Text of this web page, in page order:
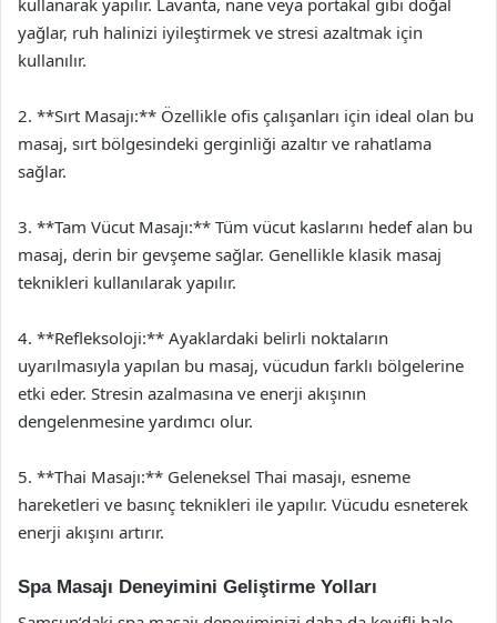
yağlar, ruh halinizi iyileştirmek ve stresi azaltmak için
kullanılır.
2. **Sırt Masajı:** Özellikle ofis çalışanları için ideal olan bu
masaj, sırt bölgesindeki gerginliği azaltır ve rahatlama
sağlar.
3. **Tam Vücut Masajı:** Tüm vücut kaslarını hedef alan bu
masaj, derin bir gevşeme sağlar. Genellikle klasik masaj
teknikleri kullanılarak yapılır.
4. **Refleksoloji:** Ayaklardaki belirli noktaların
uyarılmasıyla yapılan bu masaj, vücudun farklı bölgelerine
etki eder. Stresin azalmasına ve enerji akışının
dengelenmesine yardımcı olur.
5. **Thai Masajı:** Geleneksel Thai masajı, esneme
hareketleri ve basınç teknikleri ile yapılır. Vücudu esneterek
enerji akışını artırır.
Spa Masajı Deneyimini Geliştirme Yolları